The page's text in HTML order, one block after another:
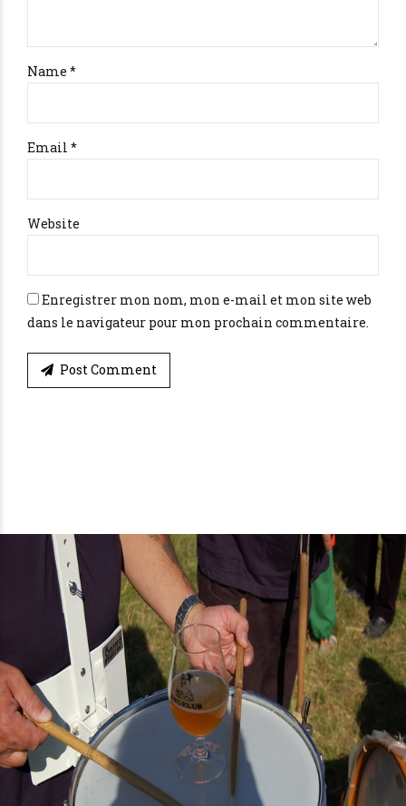
Name *
Email *
Website
Enregistrer mon nom, mon e-mail et mon site web
dans le navigateur pour mon prochain commentaire.
Post Comment